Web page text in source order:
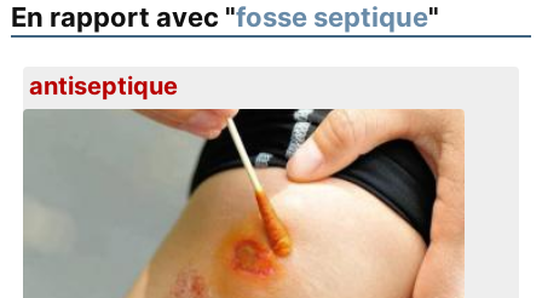
En rapport avec "fosse septique"
antiseptique